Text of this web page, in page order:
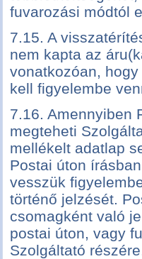
fuvarozási módtól
7.15. A
nem kapta az
vonatkozóan,
kell figyelembe
7.16. Amennyiben
megteheti
mellékelt adatlap
Postai úton
vesszük
történő jelzését.
csomagként való
postai úton, vagy
Szolgáltató